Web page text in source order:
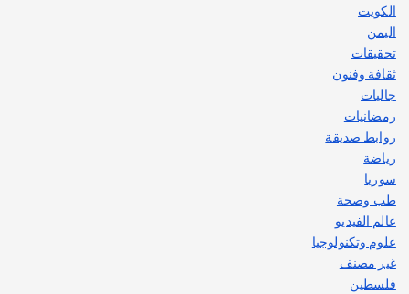
الكويت
اليمن
تحقيقات
ثقافة وفنون
جاليات
رمضانيات
روابط صديقة
رياضة
سوريا
طب وصحة
عالم الفيديو
علوم وتكنولوجيا
غير مصنف
فلسطين